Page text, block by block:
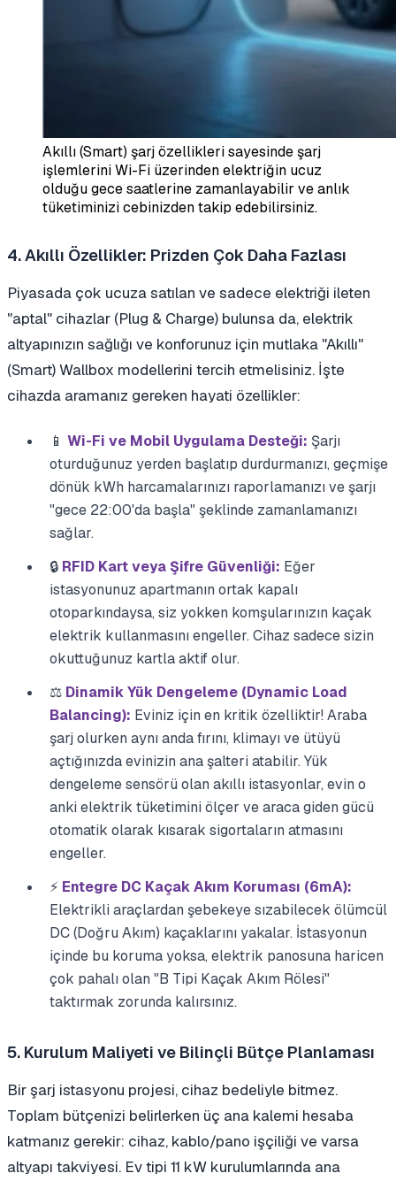
Akıllı (Smart) şarj özellikleri sayesinde şarj
işlemlerini Wi-Fi üzerinden elektriğin ucuz
olduğu gece saatlerine zamanlayabilir ve anlık
tüketiminizi cebinizden takip edebilirsiniz.
4. Akıllı Özellikler: Prizden Çok Daha Fazlası
Piyasada çok ucuza satılan ve sadece elektriği ileten
"aptal" cihazlar (Plug & Charge) bulunsa da, elektrik
altyapınızın sağlığı ve konforunuz için mutlaka "Akıllı"
(Smart) Wallbox modellerini tercih etmelisiniz. İşte
cihazda aramanız gereken hayati özellikler:
📱 Wi-Fi ve Mobil Uygulama Desteği: Şarjı
oturduğunuz yerden başlatıp durdurmanızı, geçmişe
dönük kWh harcamalarınızı raporlamanızı ve şarjı
"gece 22:00'da başla" şeklinde zamanlamanızı
sağlar.
🔒 RFID Kart veya Şifre Güvenliği: Eğer
istasyonunuz apartmanın ortak kapalı
otoparkındaysa, siz yokken komşularınızın kaçak
elektrik kullanmasını engeller. Cihaz sadece sizin
okuttuğunuz kartla aktif olur.
⚖️ Dinamik Yük Dengeleme (Dynamic Load
Balancing): Eviniz için en kritik özelliktir! Araba
şarj olurken aynı anda fırını, klimayı ve ütüyü
açtığınızda evinizin ana şalteri atabilir. Yük
dengeleme sensörü olan akıllı istasyonlar, evin o
anki elektrik tüketimini ölçer ve araca giden gücü
otomatik olarak kısarak sigortaların atmasını
engeller.
⚡ Entegre DC Kaçak Akım Koruması (6mA):
Elektrikli araçlardan şebekeye sızabilecek ölümcül
DC (Doğru Akım) kaçaklarını yakalar. İstasyonun
içinde bu koruma yoksa, elektrik panosuna haricen
çok pahalı olan "B Tipi Kaçak Akım Rölesi"
taktırmak zorunda kalırsınız.
5. Kurulum Maliyeti ve Bilinçli Bütçe Planlaması
Bir şarj istasyonu projesi, cihaz bedeliyle bitmez.
Toplam bütçenizi belirlerken üç ana kalemi hesaba
katmanız gerekir: cihaz, kablo/pano işçiliği ve varsa
altyapı takviyesi. Ev tipi 11 kW kurulumlarında ana